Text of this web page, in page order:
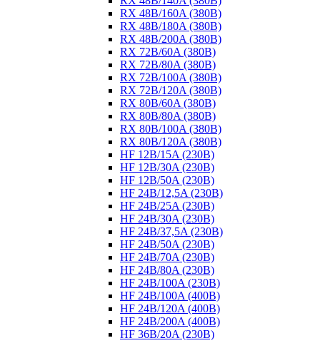
RX 48B/160A (380B)
RX 48B/180A (380B)
RX 48B/200A (380B)
RX 72B/60A (380B)
RX 72B/80A (380B)
RX 72B/100A (380B)
RX 72B/120A (380B)
RX 80B/60A (380B)
RX 80B/80A (380B)
RX 80B/100A (380B)
RX 80B/120A (380B)
HF 12B/15A (230B)
HF 12B/30A (230B)
HF 12B/50A (230B)
HF 24B/12,5A (230B)
HF 24B/25A (230B)
HF 24B/30A (230B)
HF 24B/37,5A (230B)
HF 24B/50A (230B)
HF 24B/70A (230B)
HF 24B/80A (230B)
HF 24B/100A (230B)
HF 24B/100A (400B)
HF 24B/120A (400B)
HF 24B/200A (400B)
HF 36B/20A (230B)